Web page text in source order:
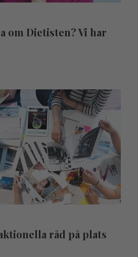
om Dietisten? Vi har
råd på plats